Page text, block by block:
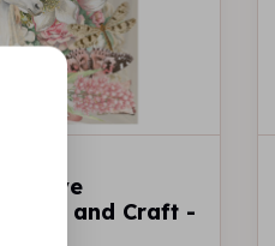
Art and Craft -